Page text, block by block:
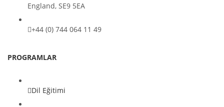
England, SE9 5EA
+44 (0) 744 064 11 49
PROGRAMLAR
Dil Eğitimi